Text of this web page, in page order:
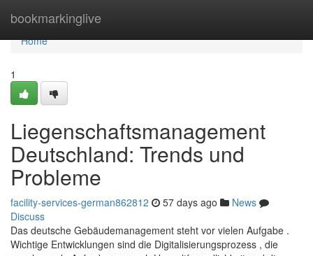
bookmarkinglive
Home
Home
1
Liegenschaftsmanagement
Deutschland: Trends und
Probleme
facility-services-german862812 57 days ago
News
Discuss
Das deutsche Gebäudemanagement steht vor vielen Aufgabe .
Wichtige Entwicklungen sind die Digitalisierungsprozess , die